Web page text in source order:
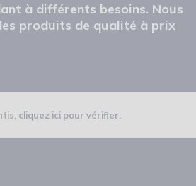
à différents besoins. Nous
produits de qualité à prix
cliquez ici pour vérifier